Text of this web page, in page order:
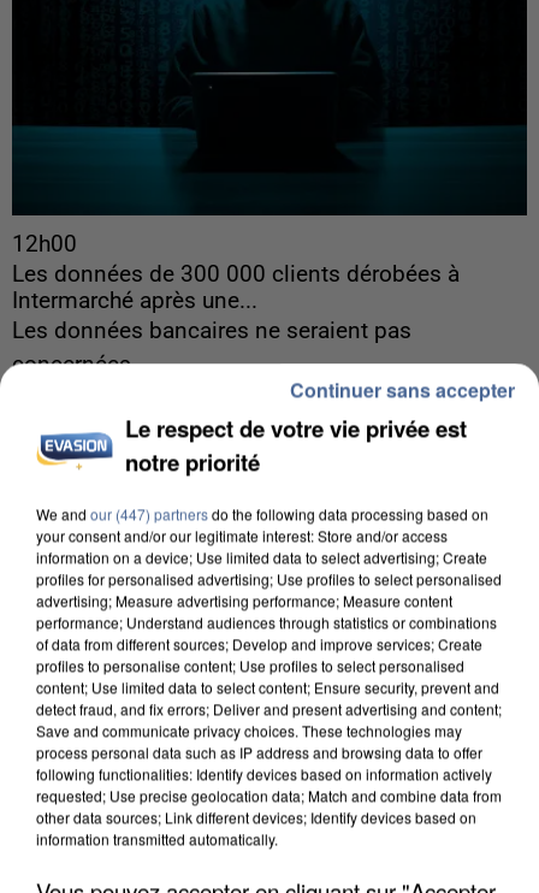
12h00
Les données de 300 000 clients dérobées à
Intermarché après une...
Les données bancaires ne seraient pas
concernées.
8h00
Un second cadre de la DZ Mafia interpellé en
Le respect de votre vie privée est
notre priorité
We and our (447) partnersdo the following data processing based on
your consent and/or our legitimate interest: Store and/or access
information on a device; Use limited data to select advertising; Create
profiles for personalised advertising; Use profiles to select personalised
advertising; Measure advertising performance; Measure content
performance; Understand audiences through statistics or combinations
of data from different sources; Develop and improve services; Create
profiles to personalise content; Use profiles to select personalised
content; Use limited data to select content; Ensure security, prevent and
detect fraud, and fix errors; Deliver and present advertising and content;
Save and communicate privacy choices. These technologies may
process personal data such as IP address and browsing data to offer
following functionalities: Identify devices based on information actively
requested; Use precise geolocation data; Match and combine data from
other data sources; Link different devices; Identify devices based on
information transmitted automatically.
Continuer sans accepter